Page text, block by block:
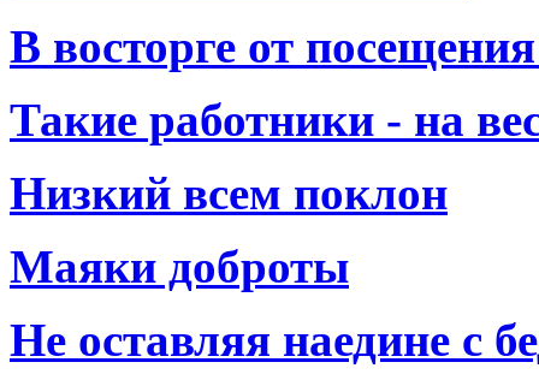
В восторге от
Такие работники - на
Низкий всем поклон
Маяки доброты
Не оставляя наедине с